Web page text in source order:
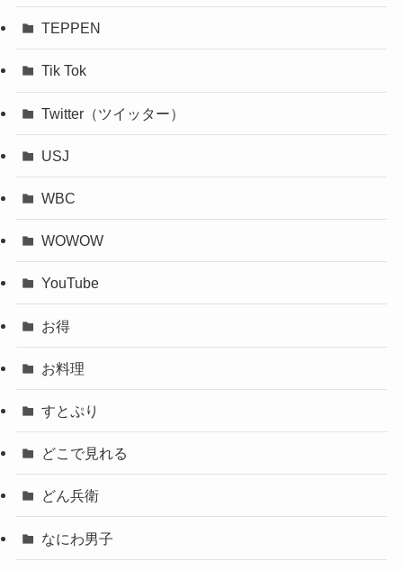
TEPPEN
Tik Tok
Twitter（ツイッター）
USJ
WBC
WOWOW
YouTube
お得
お料理
すとぷり
どこで見れる
どん兵衛
なにわ男子